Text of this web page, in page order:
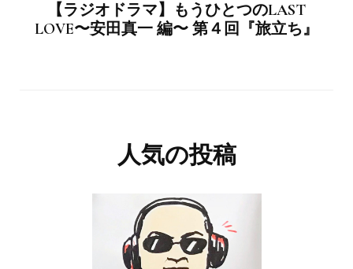
【ラジオドラマ】もうひとつのLAST
LOVE〜安田真一 編〜 第４回『旅立ち』
人気の投稿